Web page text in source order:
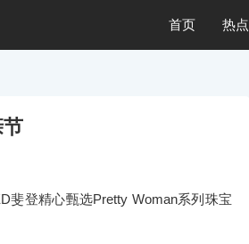
首页 热点
斐登精心甄选Pretty Woman系列珠宝